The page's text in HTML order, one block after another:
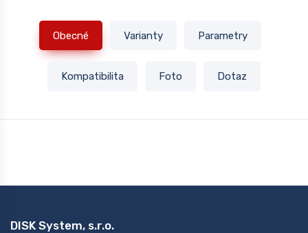
Obecné Varianty Parametry
Kompatibilita Foto Dotaz
DISK System, s.r.o.